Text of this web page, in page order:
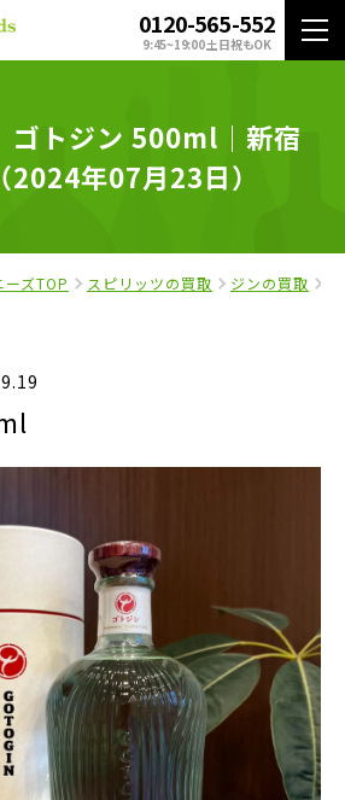
0120-565-552
9:45~19:00 土日祝もOK
ゴトジン 500ml｜新宿
2024年07月23日）
ズTOP スピリッツの買取 ジンの買取